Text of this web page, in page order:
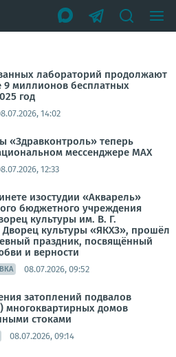
лабораторий продолжают
9 миллионов бесплатных
год
14:02
«Здравконтроль» теперь
мессенджере MAX
12:33
изостудии «Акварель»
бюджетного учреждения
культуры им. В. Г.
Дворец культуры «ЯКХЗ», прошёл
праздник, посвящённый
и верности
08.07.2026, 09:52
затоплений подвалов
многоквартирных домов
стоками
08.07.2026, 09:14